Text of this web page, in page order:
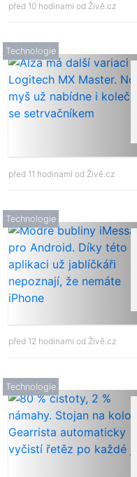
před 10 hodinami od Živě.cz
Technologie
před 11 hodinami od Živě.cz
Technologie
před 12 hodinami od Živě.cz
Technologie